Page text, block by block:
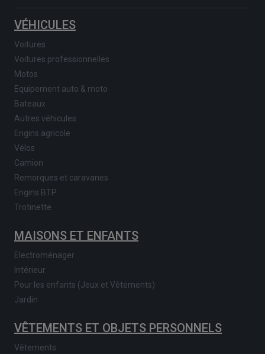
VÉHICULES
Voitures
Voitures professionnelles
Motos
Equipement auto & moto
Bateaux
Autres véhicules
Engins agricole
Vélos
Camion
Remorques et caravanes
Engins BTP
Trotinette
MAISONS ET ENFANTS
Electroménager
Intérieur
Pour les enfants (Jeux et Vêtements)
Jardin
VÊTEMENTS ET OBJETS PERSONNELS
Vêtements